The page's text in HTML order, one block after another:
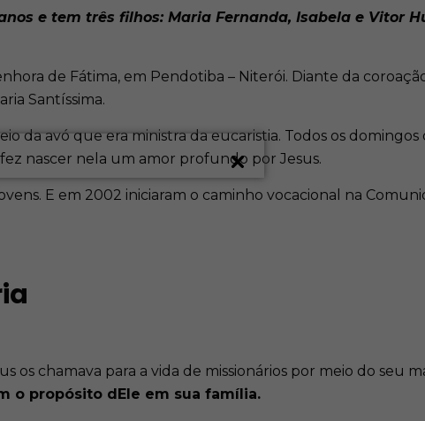
e tem três filhos: Maria Fernanda, Isabela e Vitor
de Fátima, em Pendotiba – Niterói. Diante da
Santíssima.
da avó que era ministra da eucaristia. Todos os
nascer nela um amor profundo por Jesus.
E em 2002 iniciaram o caminho vocacional na
os chamava para a vida de missionários por meio do seu
o propósito dEle em sua família.